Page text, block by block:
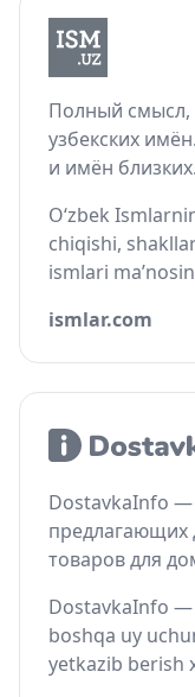
Полный
узбекских
и имён близких.
O‘zbek
chiqishi,
ismlari
ismlar.com
DostavkaInfo —
предлагающих
товаров для
DostavkaInfo —
boshqa uy
yetkazib berish